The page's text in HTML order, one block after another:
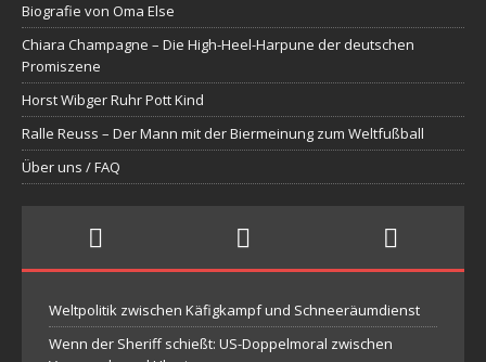
Biografie von Oma Else
Chiara Champagne – Die High-Heel-Harpune der deutschen
Promiszene
Horst Wibger Ruhr Pott Kind
Ralle Reuss – Der Mann mit der Biermeinung zum Weltfußball
Über uns / FAQ
Weltpolitik zwischen Käfigkampf und Schneeräumdienst
Wenn der Sheriff schießt: US-Doppelmoral zwischen